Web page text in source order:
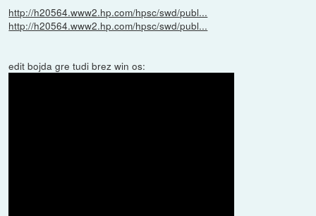
http://h20564.www2.hp.com/hpsc/swd/publ...
http://h20564.www2.hp.com/hpsc/swd/publ...
edit bojda gre tudi brez win os: